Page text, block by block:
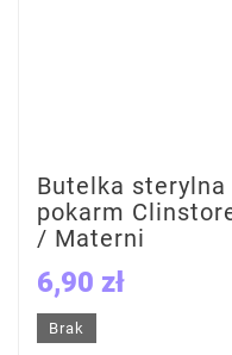
Butelka sterylna
pokarm
/ Materni
6,90 zł
Brak